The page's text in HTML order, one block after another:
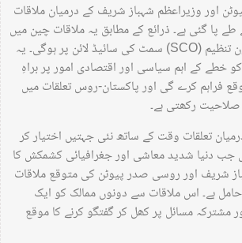
اور وزیراعظم شہباز شریف کے درمیان ملاقات
پا گئی ہے۔ ذرائع کے مطابق یہ ملاقات چین میں
ہونے والے شنگھائی تعاون تنظیم (SCO) سمٹ کی سائیڈ لائن پر ہوگی۔ یہ
خطے کے اہم سیاسی اور اقتصادی امور پر براہِ
فراہم کرے گی اور پاکستان-روس تعلقات میں
رکھتی ہے۔
تعلقات وقت کے ساتھ نئی جہتیں اختیار کر
جب دنیا شدید معاشی اور جغرافیائی کشمکش کا
شریف اور روسی صدر پیوٹن کی متوقع ملاقات
ہے۔ اس ملاقات سے دونوں ممالک کو ایک
مسائل پر کھل کر گفتگو کرنے کا موقع